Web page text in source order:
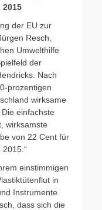
der EU zur
Resch,
Umwelthilfe
der
Nach
prozentigen
wirksame
einfachste
wirksamste
von 22 Cent für
einstimmigen
in
Instrumente
dass sich die